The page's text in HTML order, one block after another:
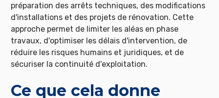
préparation des arrêts techniques, des modifications
d'installations et des projets de rénovation. Cette
approche permet de limiter les aléas en phase
travaux, d'optimiser les délais d'intervention, de
réduire les risques humains et juridiques, et de
sécuriser la continuité d'exploitation.
Ce que cela donne